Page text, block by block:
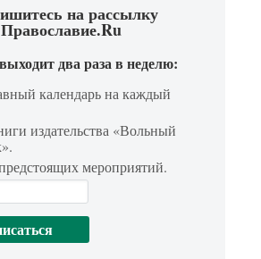
на рассылку
Православие.Ru
два раза в неделю:
календарь на каждый
издательства «Вольный
мероприятий.